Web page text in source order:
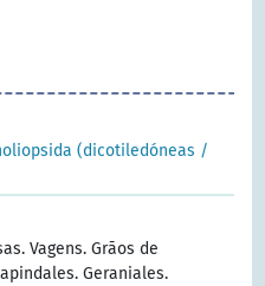
(dicotiledóneas /
Vagens. Grãos de
Geraniales.